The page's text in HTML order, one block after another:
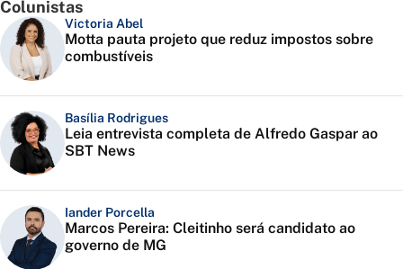
Colunistas
Victoria Abel
Motta pauta projeto que reduz impostos sobre
combustíveis
Basília Rodrigues
Leia entrevista completa de Alfredo Gaspar ao
SBT News
Iander Porcella
Marcos Pereira: Cleitinho será candidato ao
governo de MG